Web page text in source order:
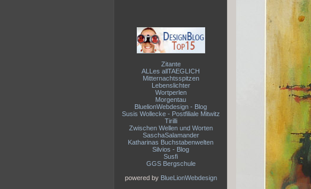
Zitante
ALLes allTAEGLICH
Mitternachtsspitzen
Lebenslichter
Wortperlen
Morgentau
BluelionWebdesign - Blog
Susis Wollecke - Postfiliale Mitwitz
Tirilli
Zwischen Wellen und Worten
SaschaSalamander
Katharinas Buchstabenwelten
Silvios - Blog
Susfi
GGS Bergschule
powered by BlueLionWebdesign